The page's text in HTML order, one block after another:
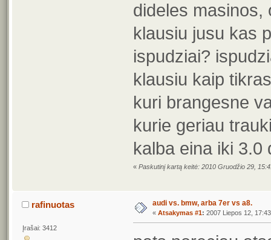
dideles masinos,
klausiu jusu kas
ispudziai?
klausiu kaip
kuri brangesne
kurie geriau
kalba eina iki
« Paskutinį kartą keitė: 2010 Gruodžio 29,
rafinuotas
Įrašai: 3412
audi vs. bmw, arba 7er vs a8.
« Atsakymas #1: 2007 Liepos 12,